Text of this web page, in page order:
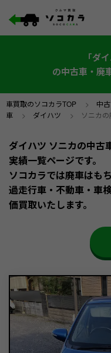
「ダ
の中古車・廃
車買取のソコカラTOP > 中
車 > ダイハツ > ソニカ
ダイハツ ソニカの中古
実績一覧ページです。
ソコカラでは廃車はも
過走行車・不動車・車
価買取いたします。